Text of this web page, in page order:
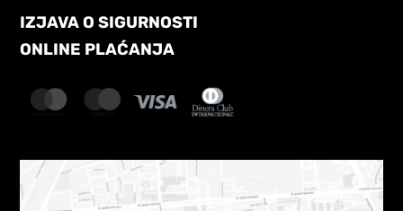
IZJAVA O SIGURNOSTI
ONLINE PLAĆANJA